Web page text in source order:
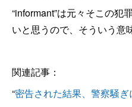
“informant”は元々そこの犯
いと思うので、そういう意
関連記事：
“密告された結果、警察騒ぎ